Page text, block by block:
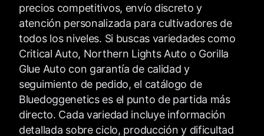
precios competitivos, envío discreto y
atención personalizada para cultivadores de
todos los niveles. Si buscas variedades como
Critical Auto, Northern Lights Auto o Gorilla
Glue Auto con garantía de calidad y
seguimiento de pedido, el catálogo de
Bluedoggenetics es el punto de partida más
directo. Cada variedad incluye información
detallada sobre ciclo, producción y dificultad